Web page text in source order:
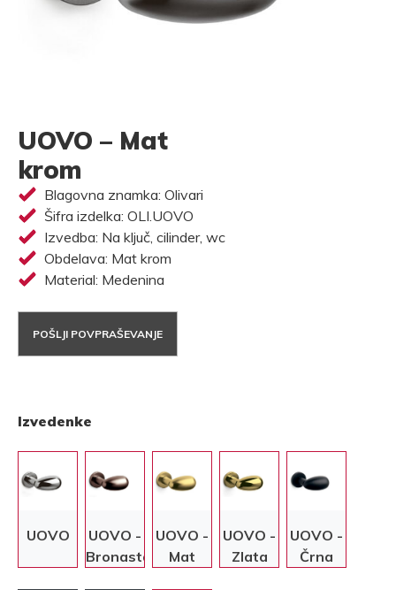
UOVO – Mat
krom
Blagovna znamka: Olivari
Šifra izdelka: OLI.UOVO
Izvedba: Na ključ, cilinder, wc
Obdelava: Mat krom
Material: Medenina
POŠLJI POVPRAŠEVANJE
Izvedenke
UOVO
UOVO -
Bronasta
UOVO -
Mat
UOVO -
Zlata
UOVO -
Črna